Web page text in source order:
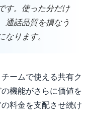
す。使った分だけ
通話品質を損なう
ります。
ームで使える共有ク
機能がさらに価値を
料金を支配させ続け